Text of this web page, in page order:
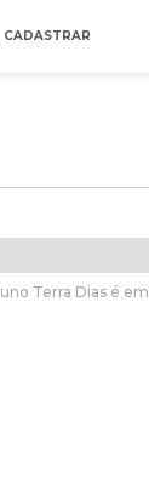
CADASTRAR
Terra Dias é